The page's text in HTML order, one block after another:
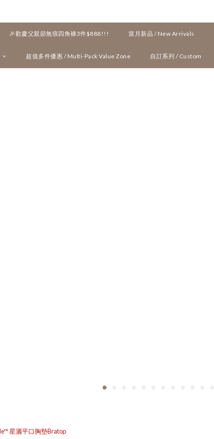
🎉歡慶父親節無痕四角褲3件$888!!! 當月新品 / New Arrivals
超值多件優惠 / Multi-Pack Value Zone 自訂系列 / Custom